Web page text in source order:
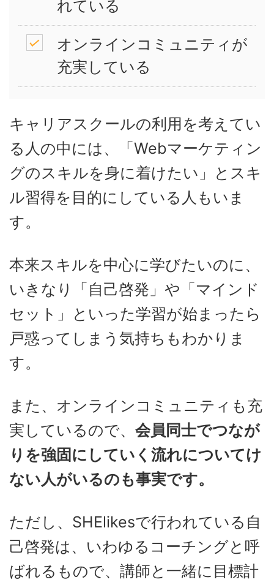
れている
オンラインコミュニティが
充実している
キャリアスクールの利用を考えてい
る人の中には、「Webマーケティン
グのスキルを身に着けたい」とスキ
ル習得を目的にしている人もいま
す。
本来スキルを中心に学びたいのに、
いきなり「自己啓発」や「マインド
セット」といった学習が始まったら
戸惑ってしまう気持ちもわかりま
す。
また、オンラインコミュニティも充
実しているので、 会員同士でつなが
りを強固にしていく流れについてけ
ない人がいるのも事実です。
ただし、SHElikesで行われている自
己啓発は、いわゆるコーチングと呼
ばれるもので、講師と一緒に目標計